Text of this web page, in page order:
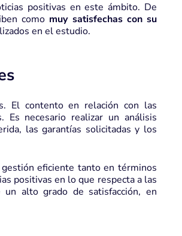
positivas en este ámbito. De
como muy satisfechas con su
en el estudio.
El contento en relación con las
Es necesario realizar un análisis
las garantías solicitadas y los
eficiente tanto en términos
positivas en lo que respecta a las
un alto grado de satisfacción, en